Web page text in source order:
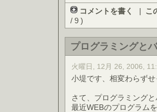
コメントを書く | こ
/ 9 )
プログラミングと
火曜日, 12月 26, 2006,
小堤です、相変わらずせ
さて、プログラミングと
最近WEBのプログラム